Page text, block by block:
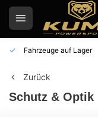
Fahrzeuge auf Lager
Zurück
Schutz & Optik